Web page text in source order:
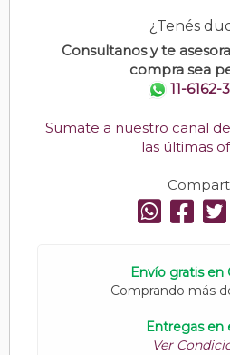
¿Tenés
Consultanos y te
compra sea
11-6162-
Sumate a nuestro canal
las últimas
Envío gratis en
Comprando más
Entregas en
Ver